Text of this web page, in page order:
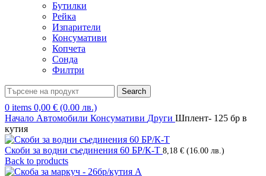
Бутилки
Рейка
Изпарители
Консумативи
Копчета
Сонда
Филтри
Search
0 items 0,00 € (0.00 лв.)
Начало Автомобили Консумативи Други Шплент- 125 бр в
кутия
Скоби за водни съединения 60 БР/К-Т 8,18 € (16.00 лв.)
Back to products